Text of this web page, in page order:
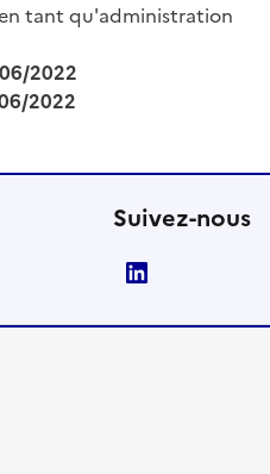
tant qu'administration
2022
2022
Suivez-nous